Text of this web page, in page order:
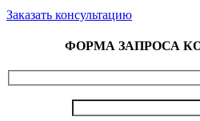
Заказать консультацию
ФОРМА ЗАПРОСА